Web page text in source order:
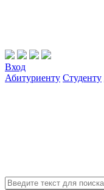
Вход
Абитуриенту Студенту